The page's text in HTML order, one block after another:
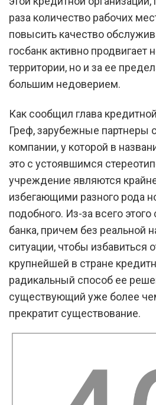
раза количество рабочих
повысить качество
госбанк активно продвигает
территории, но и за ее
большим недоверием.
Как сообщил глава
Греф, зарубежные партнеры
компании, у которой в
это с устоявшимся
учреждение являются
избегающими разного рода
подобного. Из-за всего
банка, причем без реальной
ситуации, чтобы избавиться
крупнейшей в стране
радикальный способ ее
существующий уже более
прекратит существование.